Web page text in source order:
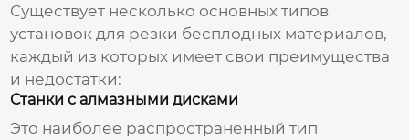
Существует несколько основных типов
установок для резки бесплодных материалов,
каждый из которых имеет свои преимущества
и недостатки:
Станки с алмазными дисками
Это наиболее распространенный тип